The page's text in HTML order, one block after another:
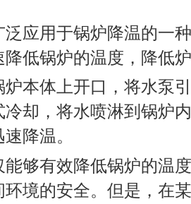
应用于锅炉降温的一
低锅炉的温度，降低
本体上开口，将水泵
却，将水喷淋到锅炉
降温。
够有效降低锅炉的温
境的安全。但是，在